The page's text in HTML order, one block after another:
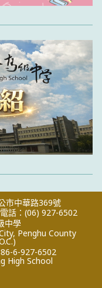
市中華路369號
話：(06) 927-6502
中學
Penghu County
6-927-6502
High School